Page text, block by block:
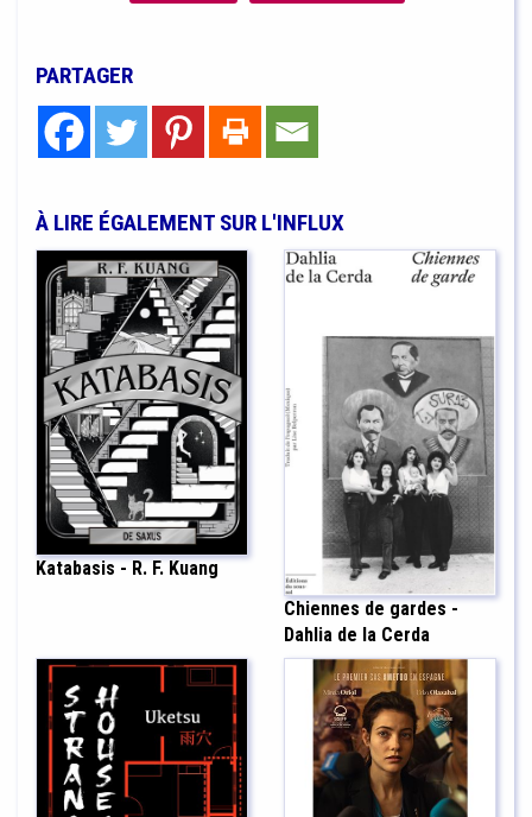
PARTAGER
À LIRE ÉGALEMENT SUR L'INFLUX
Katabasis - R. F. Kuang
Chiennes de gardes -
Dahlia de la Cerda